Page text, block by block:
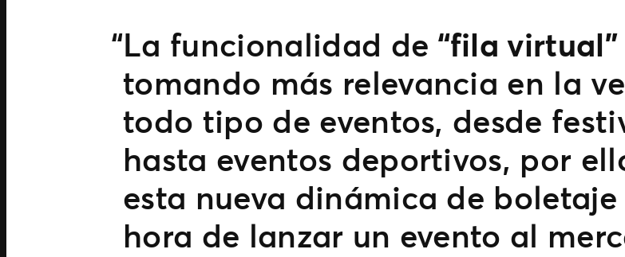
La funcionalidad de “fila virtual”
tomando más relevancia en la
todo tipo de eventos, desde
hasta eventos deportivos, por
esta nueva dinámica de
hora de lanzar un evento al